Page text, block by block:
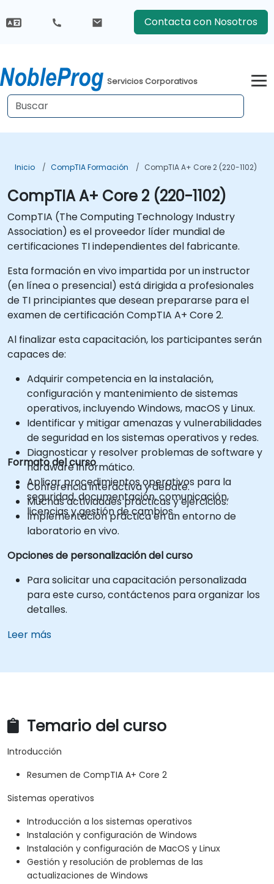
Contacta con Nosotros
Servicios Corporativos
Inicio CompTIA Formación CompTIA A+ Core 2 (220-1102)
CompTIA A+ Core 2 (220-1102)
CompTIA (The Computing Technology Industry
Association) es el proveedor líder mundial de
certificaciones TI independientes del fabricante.
Esta formación en vivo impartida por un instructor
(en línea o presencial) está dirigida a profesionales
de TI principiantes que desean prepararse para el
examen de certificación CompTIA A+ Core 2.
Al finalizar esta capacitación, los participantes serán
capaces de:
Adquirir competencia en la instalación,
configuración y mantenimiento de sistemas
operativos, incluyendo Windows, macOS y Linux.
Identificar y mitigar amenazas y vulnerabilidades
de seguridad en los sistemas operativos y redes.
Diagnosticar y resolver problemas de software y
hardware informático.
Aplicar procedimientos operativos para la
seguridad, documentación, comunicación,
licencias y gestión de cambios.
Formato del curso
Conferencia interactiva y debate.
Muchas actividades prácticas y ejercicios.
Implementación práctica en un entorno de
laboratorio en vivo.
Opciones de personalización del curso
Para solicitar una capacitación personalizada
para este curso, contáctenos para organizar los
detalles.
Leer más
Temario del curso
Introducción
Resumen de CompTIA A+ Core 2
Sistemas operativos
Introducción a los sistemas operativos
Instalación y configuración de Windows
Instalación y configuración de MacOS y Linux
Gestión y resolución de problemas de las
actualizaciones de Windows